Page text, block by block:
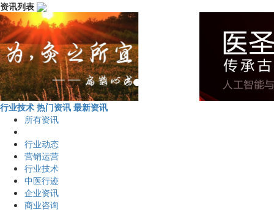
资讯列表
行业技术 热门资讯 最新资讯
所有资讯
行业动态
营销运营
行业技术
中医行迹
企业资讯
商业咨询